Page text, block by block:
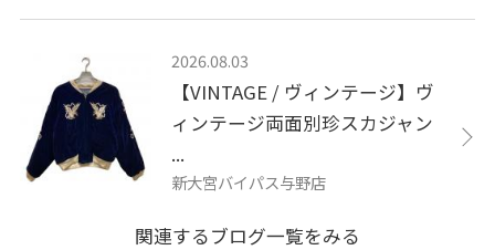
2026.08.03
【VINTAGE / ヴィンテージ】ヴ
ィンテージ両面別珍スカジャン
...
新大宮バイパス与野店
関連するブログ一覧をみる